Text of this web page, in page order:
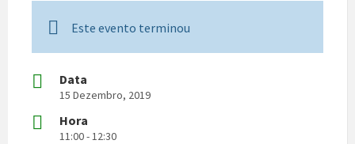
Este evento terminou
Data
15 Dezembro, 2019
Hora
11:00 - 12:30